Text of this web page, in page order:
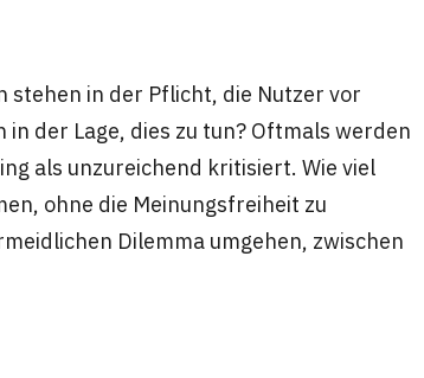
stehen in der Pflicht, die Nutzer vor
der Lage, dies zu tun? Oftmals werden
als unzureichend kritisiert. Wie viel
ohne die Meinungsfreiheit zu
Dilemma umgehen, zwischen